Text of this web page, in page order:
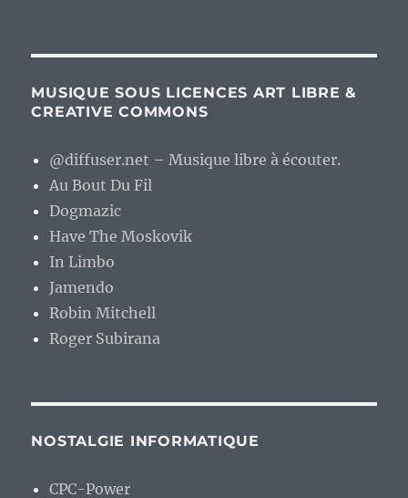
MUSIQUE SOUS LICENCES ART LIBRE &
CREATIVE COMMONS
@diffuser.net – Musique libre à écouter.
Au Bout Du Fil
Dogmazic
Have The Moskovik
In Limbo
Jamendo
Robin Mitchell
Roger Subirana
NOSTALGIE INFORMATIQUE
CPC-Power